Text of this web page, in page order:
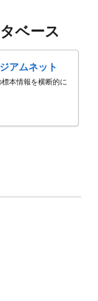
ベース
アムネット
本情報を横断的に